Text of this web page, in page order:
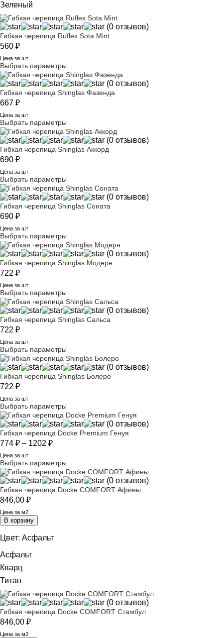
Зеленый
(0 отзывов)
Гибкая черепица Ruflex Sota Mint
560 ₽
Цена за шт
Выбрать параметры
(0 отзывов)
Гибкая черепица Shinglas Фазенда
667 ₽
Цена за шт
Выбрать параметры
(0 отзывов)
Гибкая черепица Shinglas Аккорд
690 ₽
Цена за шт
Выбрать параметры
(0 отзывов)
Гибкая черепица Shinglas Соната
690 ₽
Цена за шт
Выбрать параметры
(0 отзывов)
Гибкая черепица Shinglas Модерн
722 ₽
Цена за шт
Выбрать параметры
(0 отзывов)
Гибкая черепица Shinglas Сальса
722 ₽
Цена за шт
Выбрать параметры
(0 отзывов)
Гибкая черепица Shinglas Болеро
722 ₽
Цена за шт
Выбрать параметры
(0 отзывов)
Гибкая черепица Docke Premium Генуя
774 ₽ – 1202 ₽Диапазон цен: 774 ₽ – 1202 ₽
Цена за шт
Выбрать параметры
(0 отзывов)
Гибкая черепица Docke COMFORT Афины
846,00 ₽
Цена за м2
В корзину
Цвет: Асфальт
Асфальт
Кварц
Титан
(0 отзывов)
Гибкая черепица Docke COMFORT Стамбул
846,00 ₽
Цена за м2